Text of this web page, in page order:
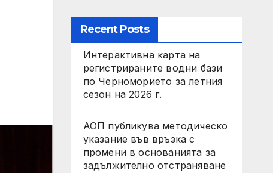
Recent Posts
Интерактивна карта на
регистрираните водни бази
по Черноморието за летния
сезон на 2026 г.
АОП публикува методическо
указание във връзка с
промени в основанията за
задължително отстраняване